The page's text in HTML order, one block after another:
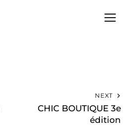
NEXT
CHIC BOUTIQUE 3e
édition